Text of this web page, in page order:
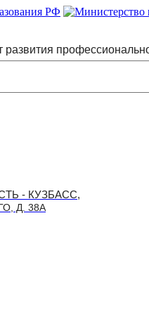
развития
- КУЗБАСС,
Д. 38А